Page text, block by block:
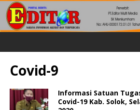
Covid-9
Informasi Satuan
Covid-19 Kab. Solok,